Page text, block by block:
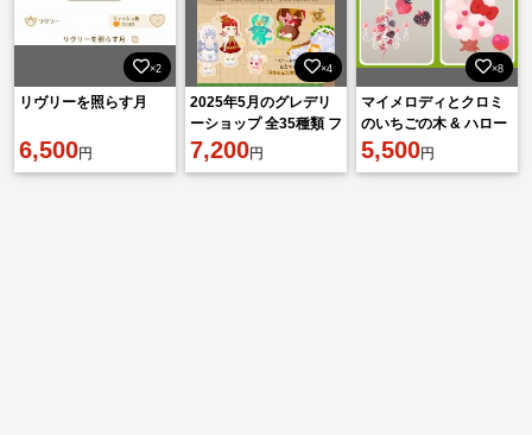
×2
リヴリーを照らす月
6,500円
×4
2025年5月のグレデリ
ーショップ 全35種類 フ
ルセット
7,200円
×8
マイメロディとクロミ
のいちごの木 & ハロー
キティのりんごの木
5,500円